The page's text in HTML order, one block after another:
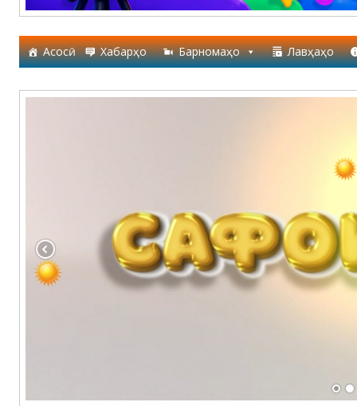
Асосӣ Хабарҳо Барномаҳо Лавҳаҳо